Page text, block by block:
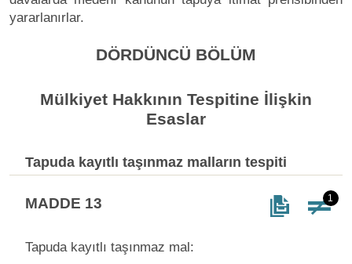
yararlanırlar.
DÖRDÜNCÜ BÖLÜM
Mülkiyet Hakkının Tespitine İlişkin
Esaslar
Tapuda kayıtlı taşınmaz malların tespiti
MADDE 13 1
Tapuda kayıtlı taşınmaz mal: